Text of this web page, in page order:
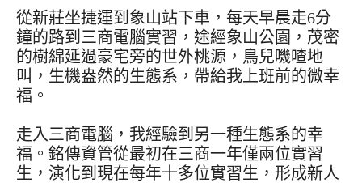
從新莊坐捷運到象山站下車，每天早晨走6分
鐘的路到三商電腦實習，途經象山公園，茂密
的樹綿延過豪宅旁的世外桃源，鳥兒嘰喳地
叫，生機盎然的生態系，帶給我上班前的微幸
福。
走入三商電腦，我經驗到另一種生態系的幸
福。銘傳資管從最初在三商一年僅兩位實習
生，演化到現在每年十多位實習生，形成新人